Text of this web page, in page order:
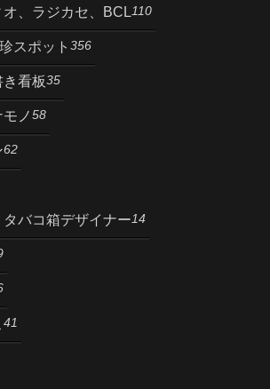
、ラジカセ、BCL110
スポット 356
看板35
ノ58
62
バコ箱デザイナー14
41